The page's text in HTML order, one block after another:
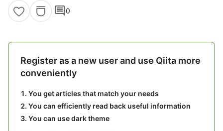
comment0
Register as a new user and use Qiita more
conveniently
You get articles that match your needs
You can efficiently read back useful information
You can use dark theme